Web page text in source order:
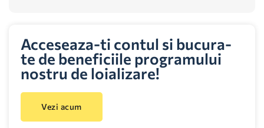
Acceseaza-ti contul si bucura-
te de beneficiile programului
nostru de loializare!
Vezi acum